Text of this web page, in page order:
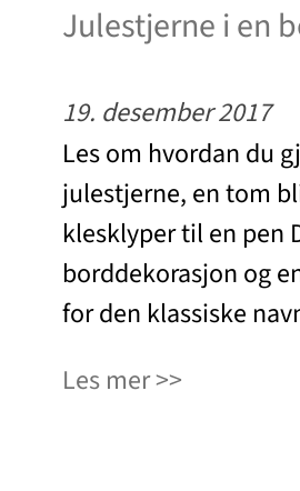
Julestjerne i en
19. desember 2017
Les om hvordan du
julestjerne, en tom
klesklyper til en pen
borddekorasjon og
for den klassiske
Les mer